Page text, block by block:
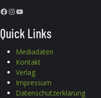
Facebook InstagramYouTube
Quick Links
Mediadaten
Kontakt
Verlag
Impressum
Datenschutzerklärung